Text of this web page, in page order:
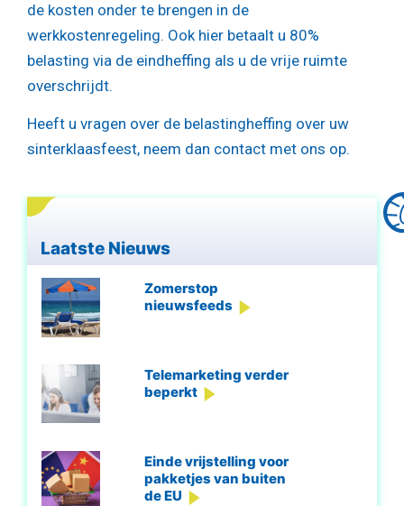
de kosten onder te brengen in de
werkkostenregeling. Ook hier betaalt u 80%
belasting via de eindheffing als u de vrije ruimte
overschrijdt.
Heeft u vragen over de belastingheffing over uw
sinterklaasfeest, neem dan contact met ons op.
Laatste Nieuws
Zomerstop
nieuwsfeeds
Telemarketing verder
beperkt
Einde vrijstelling voor
pakketjes van buiten
de EU